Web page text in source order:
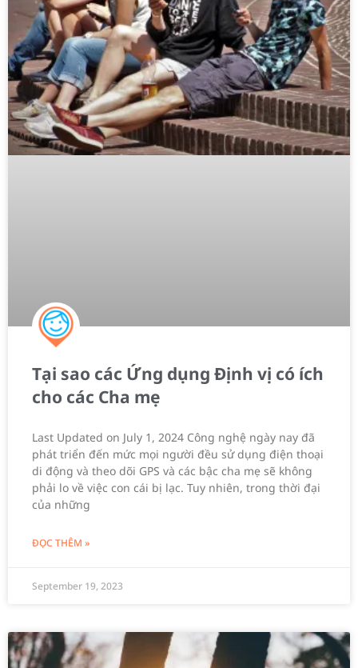
Tại sao các Ứng dụng Định vị có ích
cho các Cha mẹ
Last Updated on July 1, 2024 Công nghệ ngày nay đã
phát triển đến mức mọi người đều sử dụng điện thoại
di động và theo dõi GPS và các bậc cha mẹ sẽ không
phải lo về việc con cái bị lạc. Tuy nhiên, trong thời đại
của những
ĐỌC THÊM »
September 19, 2023